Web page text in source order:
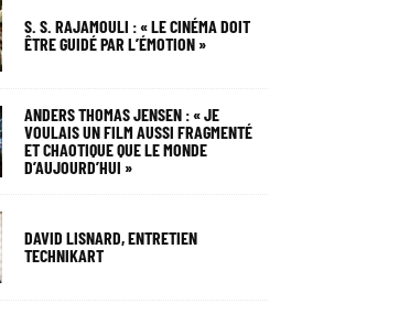
S. S. RAJAMOULI : « LE CINÉMA DOIT
ÊTRE GUIDÉ PAR L’ÉMOTION »
ANDERS THOMAS JENSEN : « JE
VOULAIS UN FILM AUSSI FRAGMENTÉ
ET CHAOTIQUE QUE LE MONDE
D’AUJOURD’HUI »
DAVID LISNARD, ENTRETIEN
TECHNIKART